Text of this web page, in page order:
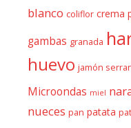
blanco coliflor crema
gambas granada
huevo jamón
Microondas miel
nueces pan patata